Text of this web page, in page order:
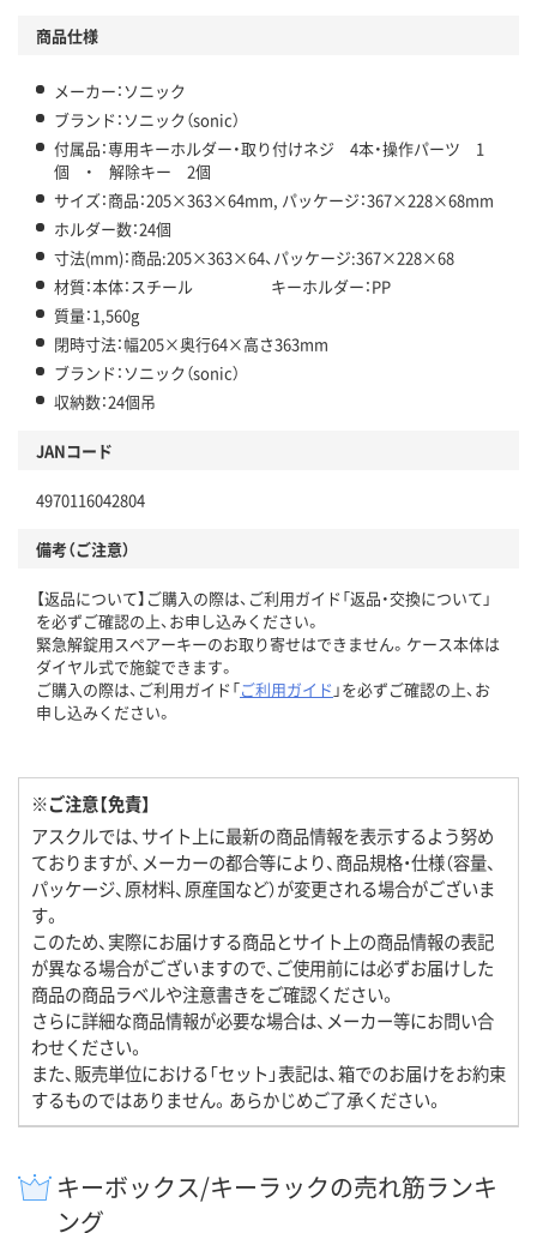
商品仕様
メーカー：ソニック
ブランド：ソニック（sonic）
付属品：専用キーホルダー・取り付けネジ 4本・操作パーツ 1
個 ・ 解除キー 2個
サイズ：商品：205×363×64mm, パッケージ：367×228×68mm
ホルダー数：24個
寸法(mm)：商品:205×363×64、パッケージ:367×228×68
材質：本体：スチール キーホルダー：PP
質量：1,560g
閉時寸法：幅205×奥行64×高さ363mm
ブランド：ソニック（sonic）
収納数：24個吊
JANコード
4970116042804
備考（ご注意）
【返品について】ご購入の際は、ご利用ガイド「返品・交換について」
を必ずご確認の上、お申し込みください。
緊急解錠用スペアーキーのお取り寄せはできません。ケース本体は
ダイヤル式で施錠できます。
ご購入の際は、ご利用ガイド「ご利用ガイド 」を必ずご確認の上、お
申し込みください。
※ご注意【免責】
アスクルでは、サイト上に最新の商品情報を表示するよう努め
ておりますが、メーカーの都合等により、商品規格・仕様（容量、
パッケージ、原材料、原産国など）が変更される場合がございま
す。
このため、実際にお届けする商品とサイト上の商品情報の表記
が異なる場合がございますので、ご使用前には必ずお届けした
商品の商品ラベルや注意書きをご確認ください。
さらに詳細な商品情報が必要な場合は、メーカー等にお問い合
わせください。
また、販売単位における「セット」表記は、箱でのお届けをお約束
するものではありません。あらかじめご了承ください。
キーボックス/キーラックの売れ筋ランキ
ング